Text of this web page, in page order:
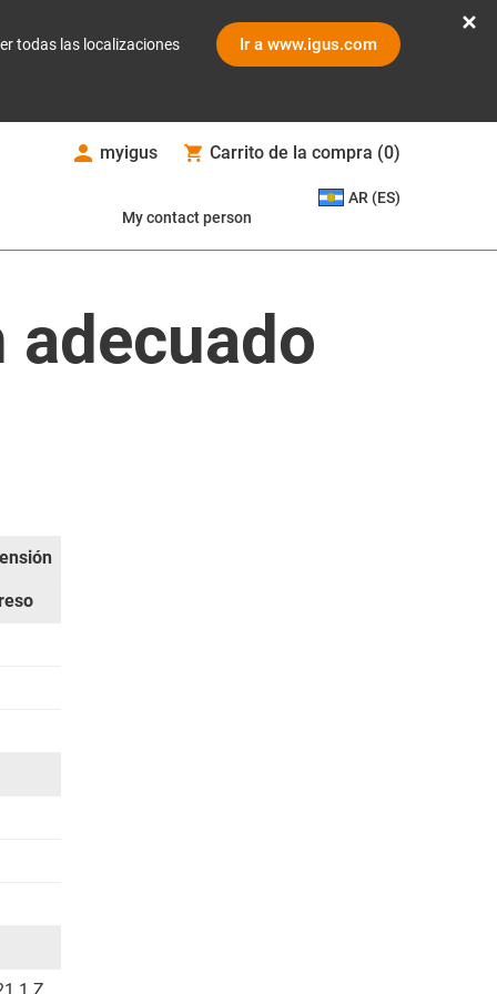
todas las localizaciones Ir a www.igus.com
myigus Carrito de la compra (0)
My contact person
AR (ES)